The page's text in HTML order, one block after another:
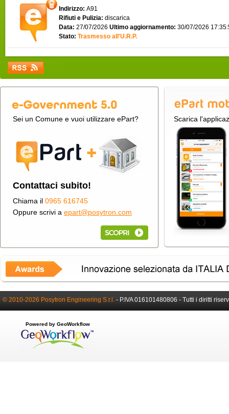
Indirizzo: A91
Rifiuti e Pulizia: discarica
Data: 27/07/2026 Ultimo aggiornamento: 30/07/2026
Stato: Trasmesso all'U.R.P.
Sei un Comune e vuoi utilizzare ePart?
Contattaci subito!
Chiama il 0965 616745
Oppure scrivi a epart@posytron.com
Scarica
© 2010-2026 Posytron Engineering S.r.l. - P.IVA 016101480806 - Tutti i diritti
Powered by GeoWorkflow